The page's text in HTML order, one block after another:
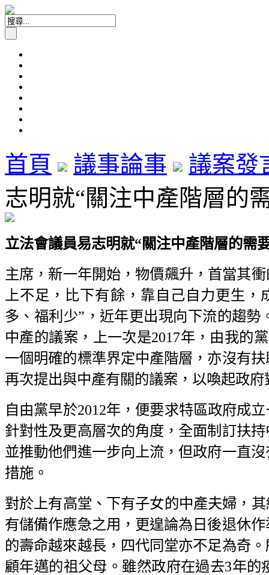
首頁 議事論事
議案發
志明就“關注中產階層的
立法會議員易志明就“關注中產階層的需
主席，新一年開始，物價飆升，首當其
上不足，比下有餘，靠自己自力更生
多、福利少”，近年更出現向下流的趨
中產的議案，上一次是2017年，由我的
一個明確的標準界定中產階層，亦沒有
再次提出與中產有關的議案，以喚起政
自由黨早於2012年，便要求特區政府成
針對性及更高層次的角度，全面制訂扶
並推動他們進一步向上流，但政府一直
措施。
對於上有高堂、下有子女的中產夫婦，
有儲備作應急之用，更遑論為日後退休
的壽命越來越長，四代同堂亦不足為奇
顧年邁的祖父母。雖然政府在過去3年